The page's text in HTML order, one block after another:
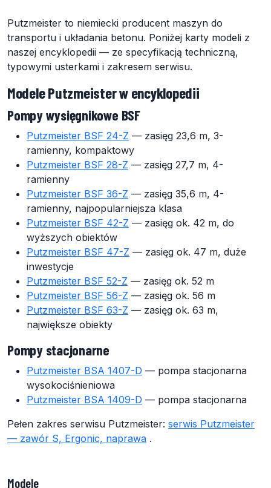
Putzmeister to niemiecki producent maszyn do
transportu i układania betonu. Poniżej karty modeli z
naszej encyklopedii — ze specyfikacją techniczną,
typowymi usterkami i zakresem serwisu.
Modele Putzmeister w encyklopedii
Pompy wysięgnikowe BSF
Putzmeister BSF 24-Z — zasięg 23,6 m, 3-
ramienny, kompaktowy
Putzmeister BSF 28-Z — zasięg 27,7 m, 4-
ramienny
Putzmeister BSF 36-Z — zasięg 35,6 m, 4-
ramienny, najpopularniejsza klasa
Putzmeister BSF 42-Z — zasięg ok. 42 m, do
wyższych obiektów
Putzmeister BSF 47-Z — zasięg ok. 47 m, duże
inwestycje
Putzmeister BSF 52-Z — zasięg ok. 52 m
Putzmeister BSF 56-Z — zasięg ok. 56 m
Putzmeister BSF 63-Z — zasięg ok. 63 m,
największe obiekty
Pompy stacjonarne
Putzmeister BSA 1407-D — pompa stacjonarna
wysokociśnieniowa
Putzmeister BSA 1409-D — pompa stacjonarna
Pełen zakres serwisu Putzmeister: serwis Putzmeister
— zawór S, Ergonic, naprawa .
Modele